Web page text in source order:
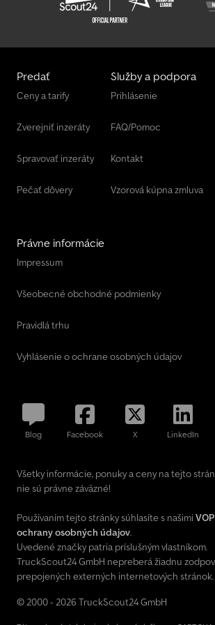
Predať
Ceny a tarify
Zverejniť inzeráty
Spravovať inzeráty
Pečať dôvery
Služby a podpora
Prihlásenie
FAQ/Pomoc
Kontakt
Vzorová kúpna zmluva
Právne informácie
Impressum
Všeobecné obchodné podmienky
Pravidlá trhu
Vyhlásenie o ochrane osobných údajov
Blog Facebook X LinkedIn
Všetky informácie, ponuky a ceny na tejto
nie sú právne záväzné!
Používaním tejto stránky súhlasíte s našimi VOP
ochrany osobných údajov.
Uvedené značky patria príslušným vlastníkom.
TruckScout24 GmbH nepreberá žiadnu
prepojených externých internetových stránok.
© 2000 - 2026 TruckScout24 GmbH